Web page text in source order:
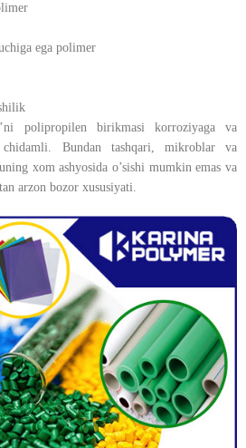
ega polimer
polipropilen birikmasi korroziyaga va
Bundan tashqari, mikroblar va
xom ashyosida o’sishi mumkin emas va
arzon bozor xususiyati.